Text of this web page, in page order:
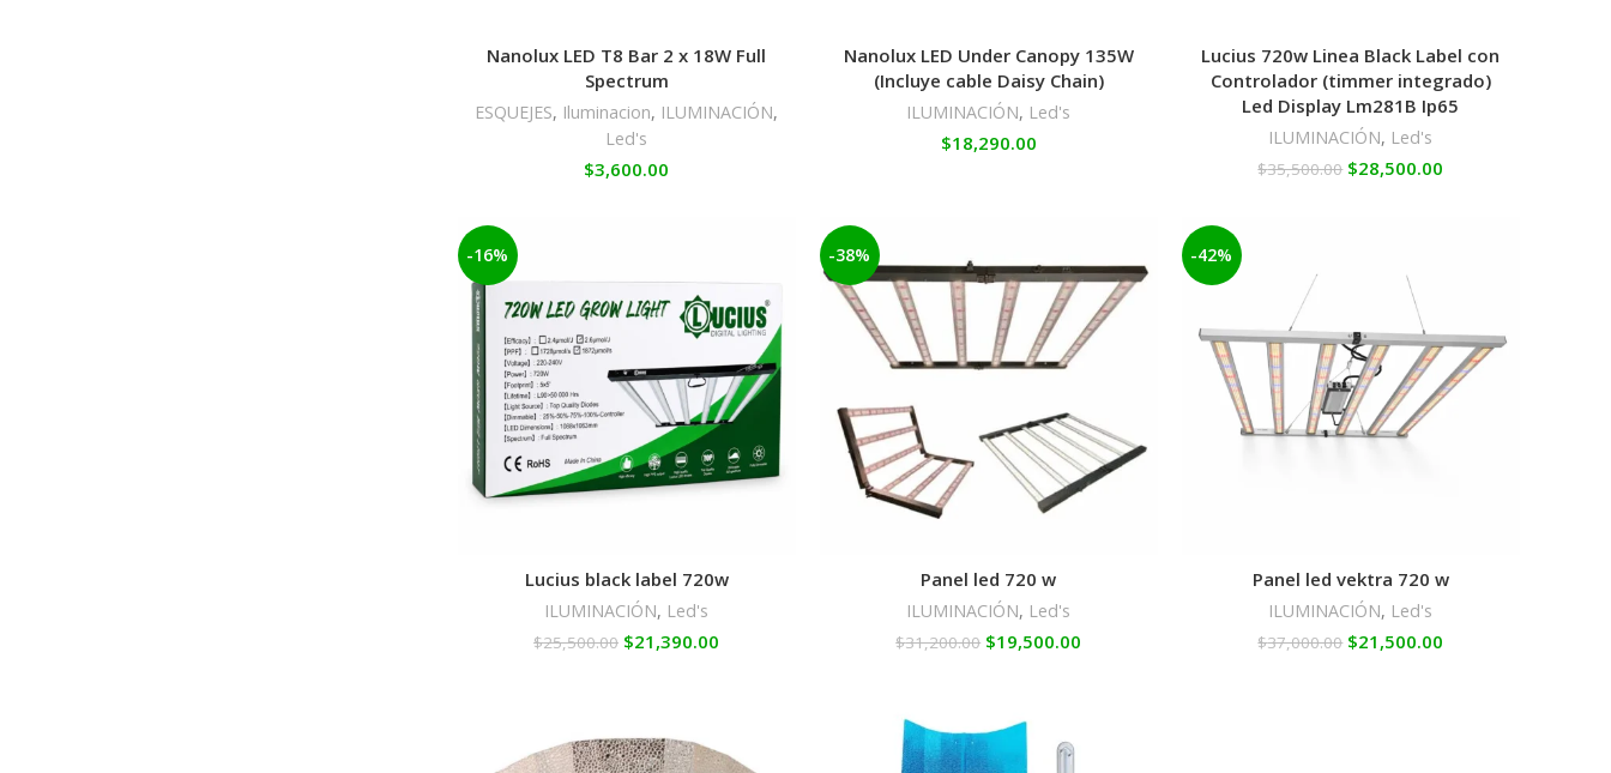
Nanolux LED T8 Bar 2 x 18W Full
Spectrum
ESQUEJES, Iluminacion, ILUMINACIÓN,
Led's
$3,600.00
Nanolux LED Under Canopy 135W
(Incluye cable Daisy Chain)
ILUMINACIÓN, Led's
$18,290.00
Lucius 720w Linea Black Label con
Controlador (timmer integrado)
Led Display Lm281B Ip65
ILUMINACIÓN, Led's
$35,500.00 $28,500.00
-16%
Lucius black label 720w
ILUMINACIÓN, Led's
$25,500.00 $21,390.00
-38%
Panel led 720 w
ILUMINACIÓN, Led's
$31,200.00 $19,500.00
-42%
Panel led vektra 720 w
ILUMINACIÓN, Led's
$37,000.00 $21,500.00